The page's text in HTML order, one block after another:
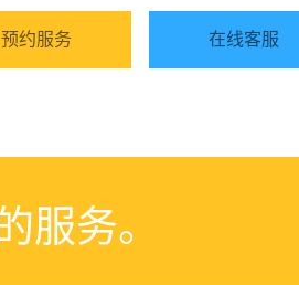
预约服务 在线客服
服务。